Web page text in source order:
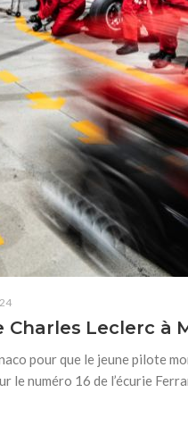
Leclerc à
pour que le jeune pilote
le numéro 16 de l’écurie